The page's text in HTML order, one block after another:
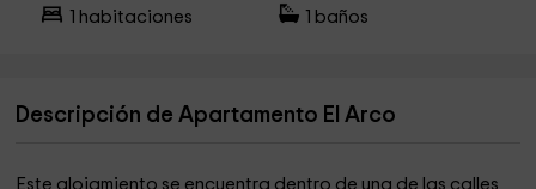
habitaciones baños
Descripción de Apartamento El Arco
Este alojamiento se encuentra dentro de una de las calles